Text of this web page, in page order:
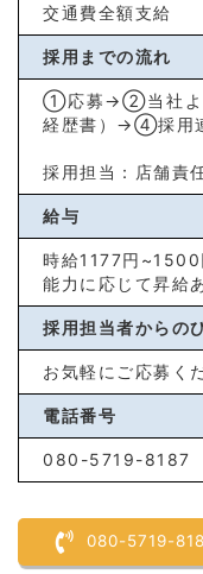
交通費全額支給
採用までの流れ
①応募→②当社よ
経歴書）→④採用
採用担当：店舗責
給与
時給1177円~1500
能力に応じて昇給
採用担当者からの
お気軽にご応募く
電話番号
080-5719-8187
080-5719-